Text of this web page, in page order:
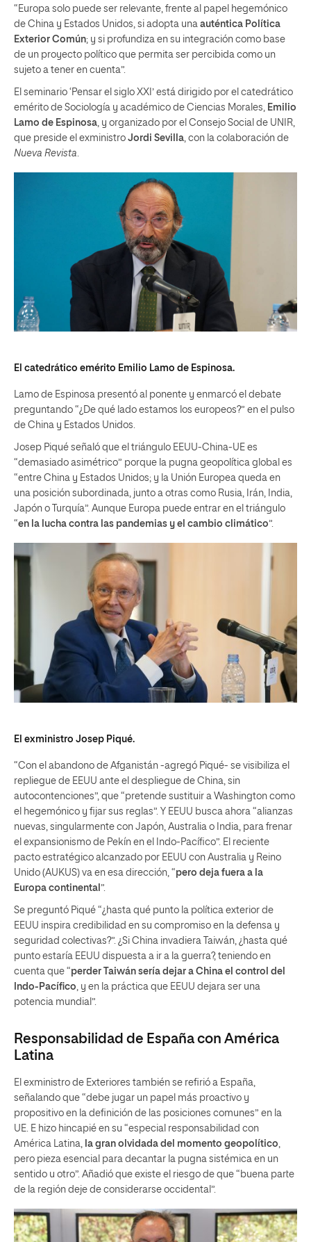
“Europa solo puede ser relevante, frente al papel hegemónico
de China y Estados Unidos, si adopta una auténtica Política
Exterior Común; y si profundiza en su integración como base
de un proyecto político que permita ser percibida como un
sujeto a tener en cuenta”.
El seminario ‘Pensar el siglo XXI’ está dirigido por el catedrático
emérito de Sociología y académico de Ciencias Morales,
Emilio
Lamo de Espinosa , y organizado por el Consejo Social de UNIR,
que preside el exministro Jordi Sevilla , con la colaboración de
Nueva Revista
El catedrático emérito Emilio Lamo de Espinosa.
Lamo de Espinosa presentó al ponente y enmarcó el debate
preguntando “¿De qué lado estamos los europeos?” en el pulso
de China y Estados Unidos.
Josep Piqué señaló que el triángulo EEUU-China-UE es
“demasiado asimétrico” porque la pugna geopolítica global es
“entre China y Estados Unidos; y la Unión Europea queda en
una posición subordinada, junto a otras como Rusia, Irán, India,
Japón o Turquía”. Aunque Europa puede entrar en el triángulo
“en la lucha contra las pandemias y el cambio climático”.
El exministro Josep Piqué.
“Con el abandono de Afganistán -agregó Piqué- se visibiliza el
repliegue de EEUU ante el despliegue de China, sin
autocontenciones”, que “pretende sustituir a Washington como
el hegemónico y fijar sus reglas”. Y EEUU busca ahora “alianzas
nuevas, singularmente con Japón, Australia o India, para frenar
el expansionismo de Pekín en el Indo-Pacífico”. El reciente
pacto estratégico alcanzado por EEUU con Australia y Reino
Unido (AUKUS) va en esa dirección, “pero deja fuera a la
Europa continental ”.
Se preguntó Piqué “¿hasta qué punto la política exterior de
EEUU inspira credibilidad en su compromiso en la defensa y
seguridad colectivas?”. ¿Si China invadiera Taiwán, ¿hasta qué
punto estaría EEUU dispuesta a ir a la guerra?, teniendo en
cuenta que “perder Taiwán sería dejar a China el control del
Indo-Pacífico , y en la práctica que EEUU dejara ser una
potencia mundial”.
Responsabilidad de España con América
Latina
El exministro de Exteriores también se refirió a España,
señalando que “debe jugar un papel más proactivo y
propositivo en la definición de las posiciones comunes” en la
UE. E hizo hincapié en su “especial responsabilidad con
América Latina,
la gran olvidada del momento geopolítico
pero pieza esencial para decantar la pugna sistémica en un
sentido u otro”. Añadió que existe el riesgo de que “buena parte
de la región deje de considerarse occidental”.